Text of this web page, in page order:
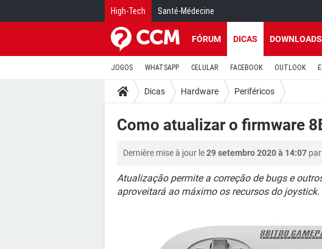
High-Tech Santé-Médecine
FÓRUM DICAS DOWNLOADS
JOGOS WHATSAPP CELULAR FACEBOOK OUTLOOK
Dicas Hardware Periféricos
Como atualizar o firmware
Dernière mise à jour le29 setembro 2020 à 14:07 par
Atualização permite a correção de bugs e
aproveitará ao máximo os recursos do joystick.